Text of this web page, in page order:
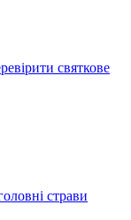
святкове
страви